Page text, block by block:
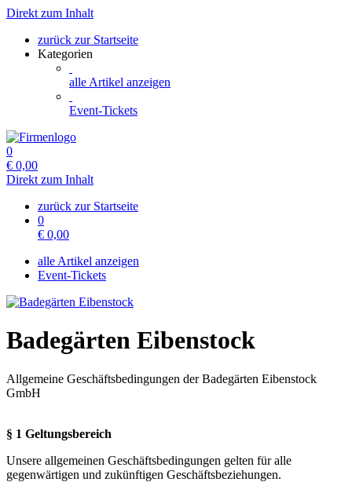
Direkt zum Inhalt
zurück zur Startseite
Kategorien
alle Artikel anzeigen
Event-Tickets
0
€ 0,00
Direkt zum Inhalt
zurück zur Startseite
0
€ 0,00
alle Artikel anzeigen
Event-Tickets
Badegärten Eibenstock
Allgemeine Geschäftsbedingungen der Badegärten Eibenstock
GmbH
§ 1 Geltungsbereich
Unsere allgemeinen Geschäftsbedingungen gelten für alle
gegenwärtigen und zukünftigen Geschäftsbeziehungen.